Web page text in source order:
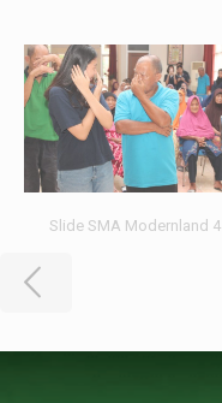
Slide SMA Modernland 4